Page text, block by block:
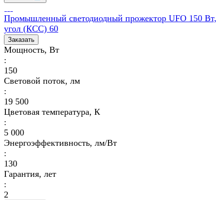
Промышленный светодиодный прожектор UFO 150 Вт,
угол (КСС) 60
Заказать
Мощность, Вт
:
150
Световой поток, лм
:
19 500
Цветовая температура, К
:
5 000
Энергоэффективность, лм/Вт
:
130
Гарантия, лет
:
2